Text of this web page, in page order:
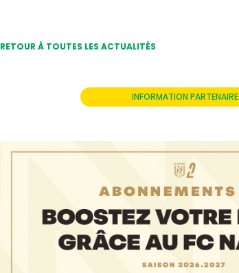
RETOUR À TOUTES LES ACTUALITÉS
INFORMATION PARTENAIRE